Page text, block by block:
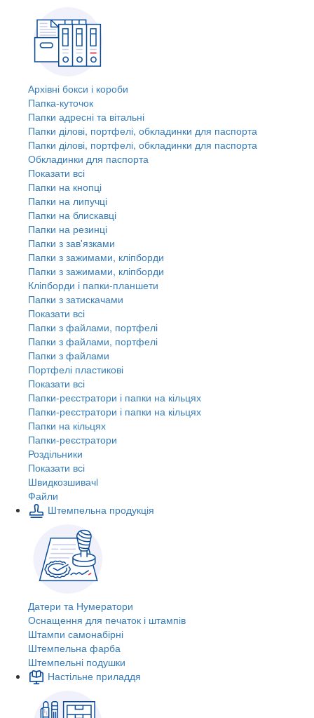
Архівні бокси і короби
Папка-куточок
Папки адресні та вітальні
Папки ділові, портфелі, обкладинки для паспорта
Папки ділові, портфелі, обкладинки для паспорта
Обкладинки для паспорта
Показати всі
Папки на кнопці
Папки на липучці
Папки на блискавці
Папки на резинці
Папки з зав'язками
Папки з зажимами, кліпборди
Папки з зажимами, кліпборди
Кліпборди і папки-планшети
Папки з затискачами
Показати всі
Папки з файлами, портфелі
Папки з файлами, портфелі
Папки з файлами
Портфелі пластикові
Показати всі
Папки-реєстратори і папки на кільцях
Папки-реєстратори і папки на кільцях
Папки на кільцях
Папки-реєстратори
Роздільники
Показати всі
Швидкозшивачi
Файли
Штемпельна продукція
Датери та Нумератори
Оснащення для печаток і штампів
Штампи самонабірні
Штемпельна фарба
Штемпельні подушки
Настільне приладдя